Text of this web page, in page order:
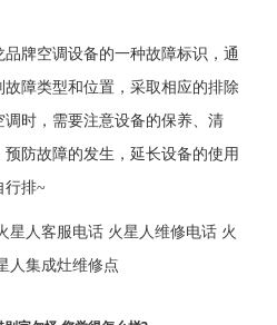
牌空调设备的一种故障标识，通
障类型和位置，采取相应的排除
时，需要注意设备的保养、清
防故障的发生，延长设备的使用
行排~
星人客服电话 火星人维修电话 火
人集成灶维修点